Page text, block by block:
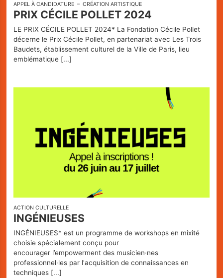
APPEL À CANDIDATURE CRÉATION ARTISTIQUE
PRIX CÉCILE POLLET 2024
LE PRIX CÉCILE POLLET 2024* La Fondation Cécile Pollet
décerne le Prix Cécile Pollet, en partenariat avec Les Trois
Baudets, établissement culturel de la Ville de Paris, lieu
emblématique [...]
ACTION CULTURELLE
INGÉNIEUSES
INGÉNIEUSES* est un programme de workshops en mixité
choisie spécialement conçu pour
encourager l’empowerment des musicien·nes
professionnel·les par l'acquisition de connaissances en
techniques [...]